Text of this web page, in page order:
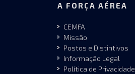
A FORÇA AÉREA
CEMFA
Missão
Postos e Distintivos
Informação Legal
Política de Privacidade